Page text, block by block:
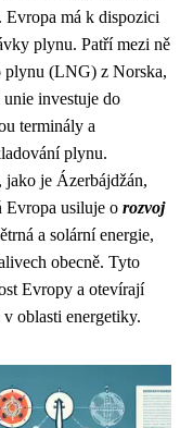
Evropa má k dispozici
plynu. Patří mezi ně
plynu (LNG) z Norska,
investuje do
terminály a
plynu.
je Ázerbájdžán,
Evropa usiluje o rozvoj
a solární energie,
obecně. Tyto
Evropy a otevírají
oblasti energetiky.